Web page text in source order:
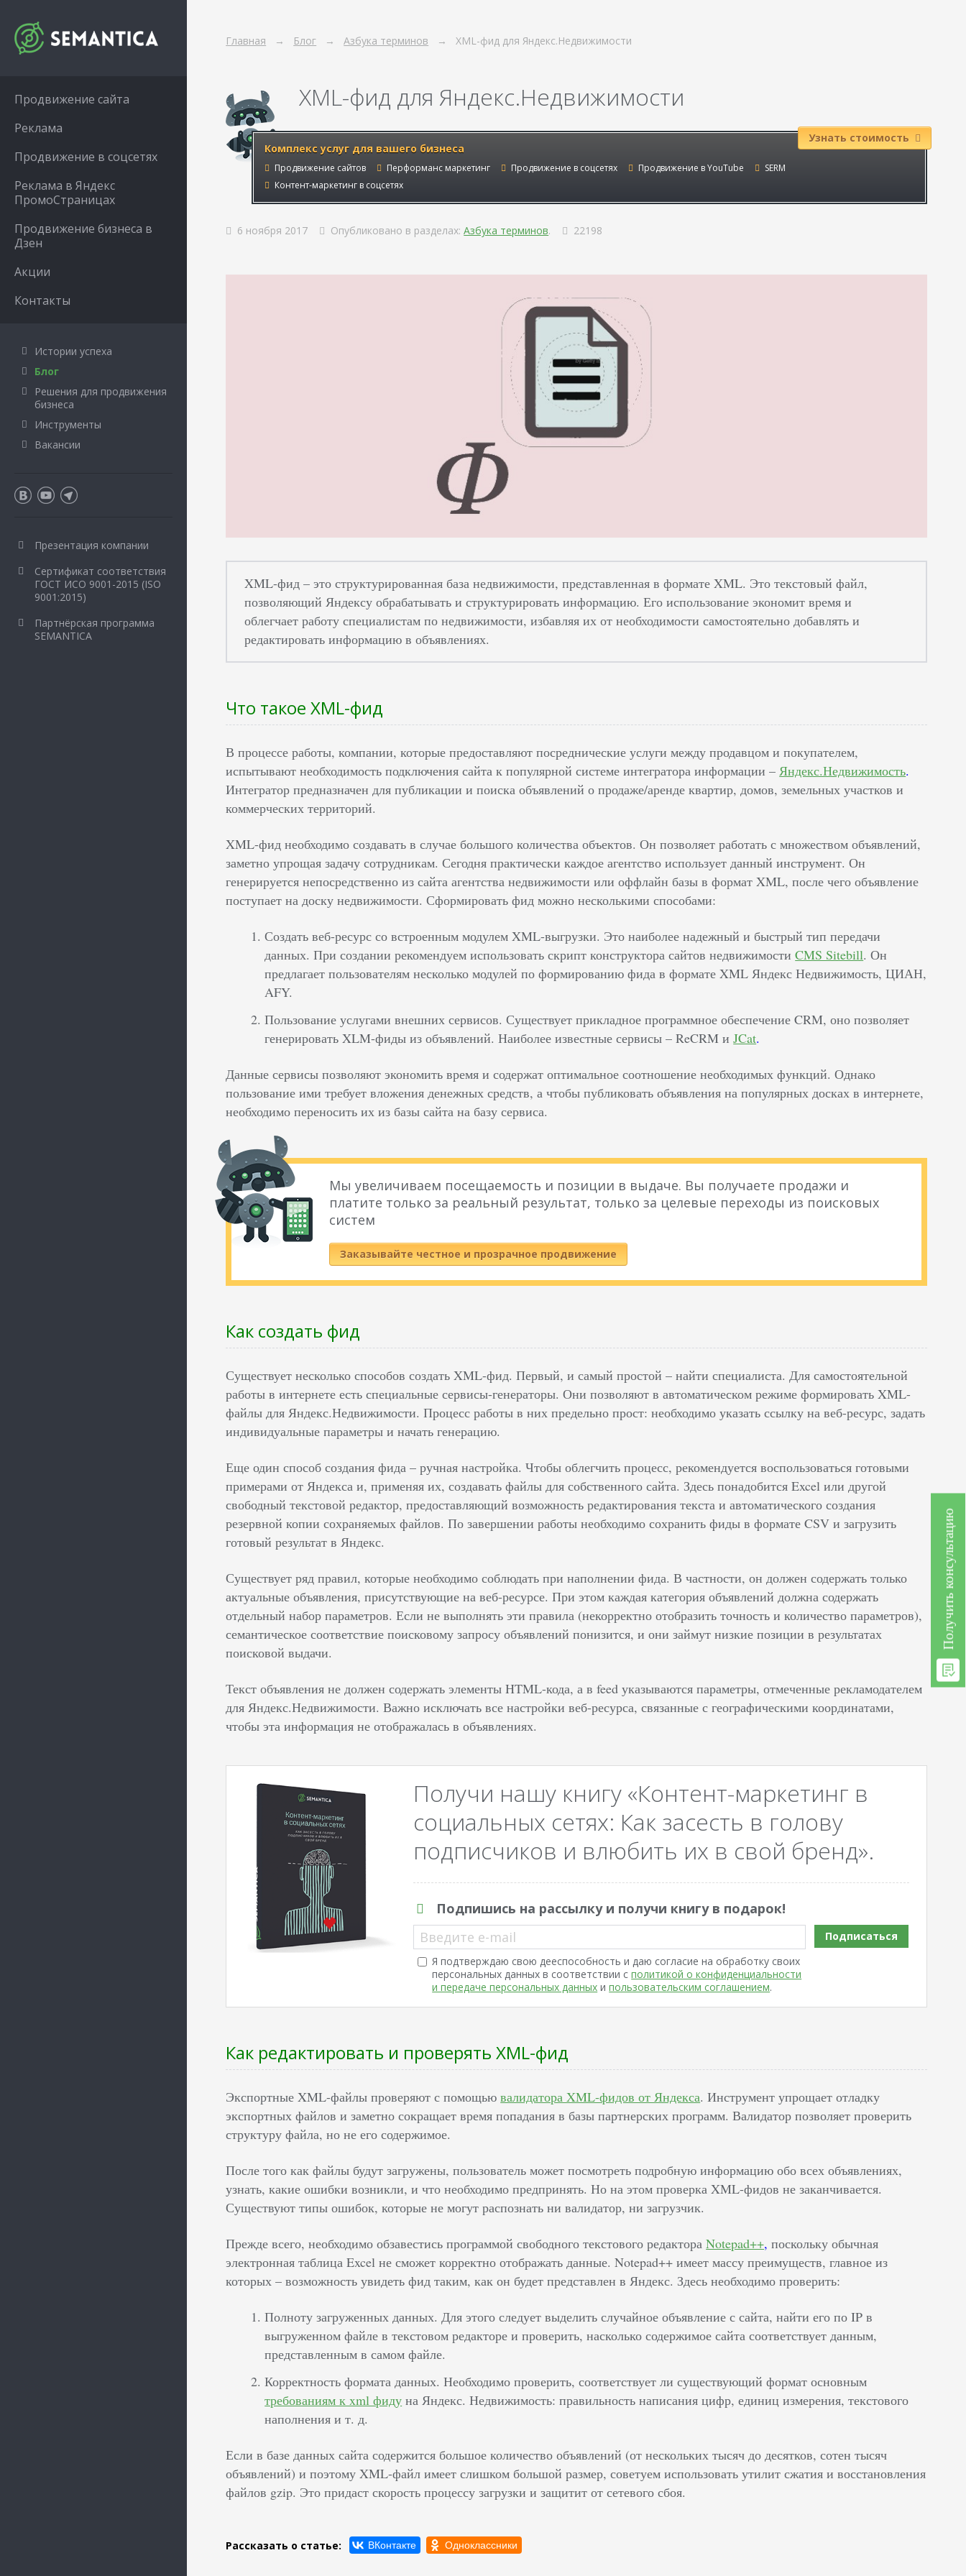
Главная Блог Азбука терминов XML-фид для Яндекс.Недвижимости
XML-фид для Яндекс.Недвижимости
Комплекс услуг для вашего бизнеса
Продвижение сайтов Перформанс маркетинг Продвижение в соцсетях Продвижение в YouTube
SERM
Контент-маркетинг в соцсетях
Узнать стоимость
6 ноября 2017 Опубликовано в разделах: Азбука терминов. 22198
XML-фид – это структурированная база недвижимости, представленная в формате XML. Это текстовый файл,
позволяющий Яндексу обрабатывать и структурировать информацию. Его использование экономит время и
облегчает работу специалистам по недвижимости, избавляя их от необходимости самостоятельно добавлять и
редактировать информацию в объявлениях.
Что такое XML-фид
В процессе работы, компании, которые предоставляют посреднические услуги между продавцом и покупателем,
испытывают необходимость подключения сайта к популярной системе интегратора информации –Яндекс.Недвижимость.
Интегратор предназначен для публикации и поиска объявлений о продаже/аренде квартир, домов, земельных участков и
коммерческих территорий.
XML-фид необходимо создавать в случае большого количества объектов. Он позволяет работать с множеством объявлений,
заметно упрощая задачу сотрудникам. Сегодня практически каждое агентство использует данный инструмент. Он
генерируется непосредственно из сайта агентства недвижимости или оффлайн базы в формат XML, после чего объявление
поступает на доску недвижимости. Сформировать фид можно несколькими способами:
Создать веб-ресурс со встроенным модулем XML-выгрузки. Это наиболее надежный и быстрый тип передачи
данных. При создании рекомендуем использовать скрипт конструктора сайтов недвижимостиCMS Sitebill. Он
предлагает пользователям несколько модулей по формированию фида в формате XML Яндекс Недвижимость, ЦИАН,
AFY.
Пользование услугами внешних сервисов. Существует прикладное программное обеспечение CRM, оно позволяет
генерировать XLM-фиды из объявлений. Наиболее известные сервисы – ReCRM иJCat.
Данные сервисы позволяют экономить время и содержат оптимальное соотношение необходимых функций. Однако
пользование ими требует вложения денежных средств, а чтобы публиковать объявления на популярных досках в интернете,
необходимо переносить их из базы сайта на базу сервиса.
Мы увеличиваем посещаемость и позиции в выдаче. Вы получаете продажи и
платите только за реальный результат, только за целевые переходы из поисковых
систем
Заказывайте честное и прозрачное продвижение
Как создать фид
Существует несколько способов создать XML-фид. Первый, и самый простой – найти специалиста. Для самостоятельной
работы в интернете есть специальные сервисы-генераторы. Они позволяют в автоматическом режиме формировать XML-
файлы для Яндекс.Недвижимости. Процесс работы в них предельно прост: необходимо указать ссылку на веб-ресурс, задать
индивидуальные параметры и начать генерацию.
Еще один способ создания фида – ручная настройка. Чтобы облегчить процесс, рекомендуется воспользоваться готовыми
примерами от Яндекса и, применяя их, создавать файлы для собственного сайта. Здесь понадобится Excel или другой
свободный текстовой редактор, предоставляющий возможность редактирования текста и автоматического создания
резервной копии сохраняемых файлов. По завершении работы необходимо сохранить фиды в формате CSV и загрузить
готовый результат в Яндекс.
Существует ряд правил, которые необходимо соблюдать при наполнении фида. В частности, он должен содержать только
актуальные объявления, присутствующие на веб-ресурсе. При этом каждая категория объявлений должна содержать
отдельный набор параметров. Если не выполнять эти правила (некорректно отобразить точность и количество параметров),
семантическое соответствие поисковому запросу объявлений понизится, и они займут низкие позиции в результатах
поисковой выдачи.
Текст объявления не должен содержать элементы HTML-кода, а в feed указываются параметры, отмеченные рекламодателем
для Яндекс.Недвижимости. Важно исключать все настройки веб-ресурса, связанные с географическими координатами,
чтобы эта информация не отображалась в объявлениях.
Получи нашу книгу «Контент-маркетинг в
социальных сетях: Как засесть в голову
подписчиков и влюбить их в свой бренд».
Подпишись на рассылку и получи книгу в подарок!
Введите e-mail
Я подтверждаю свою дееспособность и даю согласие на обработку своих
персональных данных в соответствии сполитикой о конфиденциальности
и передаче персональных данных ипользовательским соглашением.
Подписаться
Как редактировать и проверять XML-фид
Экспортные XML-файлы проверяют с помощьювалидатора XML-фидов от Яндекса. Инструмент упрощает отладку
экспортных файлов и заметно сокращает время попадания в базы партнерских программ. Валидатор позволяет проверить
структуру файла, но не его содержимое.
После того как файлы будут загружены, пользователь может посмотреть подробную информацию обо всех объявлениях,
узнать, какие ошибки возникли, и что необходимо предпринять. Но на этом проверка XML-фидов не заканчивается.
Существуют типы ошибок, которые не могут распознать ни валидатор, ни загрузчик.
Прежде всего, необходимо обзавестись программой свободного текстового редактораNotepad++, поскольку обычная
электронная таблица Excel не сможет корректно отображать данные. Notepad++ имеет массу преимуществ, главное из
которых – возможность увидеть фид таким, как он будет представлен в Яндекс. Здесь необходимо проверить:
Полноту загруженных данных. Для этого следует выделить случайное объявление с сайта, найти его по IP в
выгруженном файле в текстовом редакторе и проверить, насколько содержимое сайта соответствует данным,
представленным в самом файле.
Корректность формата данных. Необходимо проверить, соответствует ли существующий формат основным
требованиям к xml фиду на Яндекс. Недвижимость: правильность написания цифр, единиц измерения, текстового
наполнения и т. д.
Если в базе данных сайта содержится большое количество объявлений (от нескольких тысяч до десятков, сотен тысяч
объявлений) и поэтому XML-файл имеет слишком большой размер, советуем использовать утилит сжатия и восстановления
файлов gzip. Это придаст скорость процессу загрузки и защитит от сетевого сбоя.
Рассказать о статье:
Продвижение сайта
Реклама
Продвижение в соцсетях
Реклама в Яндекс
ПромоСтраницах
Продвижение бизнеса в
Дзен
Акции
Контакты
Истории успеха
Блог
Решения для продвижения
бизнеса
Инструменты
Вакансии
Презентация компании
Сертификат соответствия
ГОСТ ИСО 9001-2015 (ISO
9001:2015)
Партнёрская программа
SEMANTICA
Получить консультацию